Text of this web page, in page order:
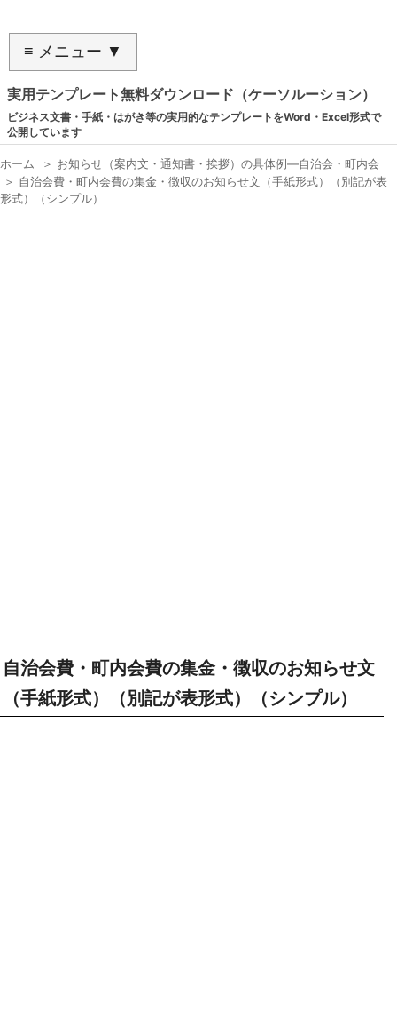
≡ メニュー ▼
実用テンプレート無料ダウンロード（ケーソルーション）
ビジネス文書・手紙・はがき等の実用的なテンプレートをWord・Excel形式で
公開しています
ホーム ＞ お知らせ（案内文・通知書・挨拶）の具体例―自治会・町内会
＞ 自治会費・町内会費の集金・徴収のお知らせ文（手紙形式）（別記が表
形式）（シンプル）
自治会費・町内会費の集金・徴収のお知らせ文
（手紙形式）（別記が表形式）（シンプル）